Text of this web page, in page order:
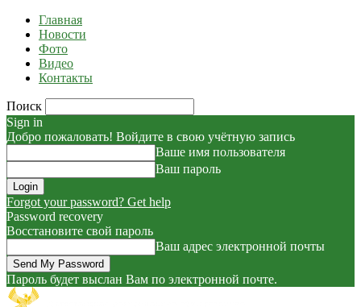
Главная
Новости
Фото
Видео
Контакты
Поиск
Sign in
Добро пожаловать! Войдите в свою учётную запись
Ваше имя пользователя
Ваш пароль
Forgot your password? Get help
Password recovery
Восстановите свой пароль
Ваш адрес электронной почты
Пароль будет выслан Вам по электронной почте.